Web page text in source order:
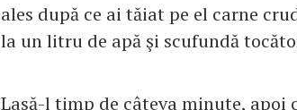
ales după ce ai tăiat pe el carne
la un litru de apă şi scufundă
Lasă-l timp de câteva minute, apoi